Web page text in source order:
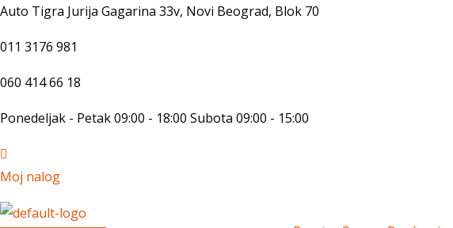
Skip
content
Auto Tigra Jurija Gagarina 33v, Novi Beograd, Blok 70
011 3176 981
060 414 66 18
Ponedeljak - Petak 09:00 - 18:00 Subota 09:00 - 15:00
Moj nalog